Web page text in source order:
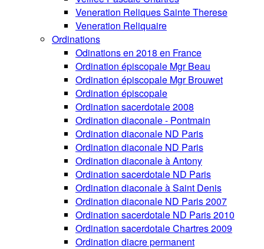
Veneration Reliques Sainte Therese
Veneration Reliquaire
Ordinations
Odinations en 2018 en France
Ordination épiscopale Mgr Beau
Ordination épiscopale Mgr Brouwet
Ordination épiscopale
Ordination sacerdotale 2008
Ordination diaconale - Pontmain
Ordination diaconale ND Paris
Ordination diaconale ND Paris
Ordination diaconale à Antony
Ordination sacerdotale ND Paris
Ordination diaconale à Saint Denis
Ordination diaconale ND Paris 2007
Ordination sacerdotale ND Paris 2010
Ordination sacerdotale Chartres 2009
Ordination diacre permanent